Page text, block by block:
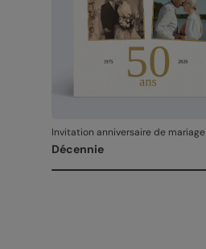
Invitation anniversaire de mariage
Décennie